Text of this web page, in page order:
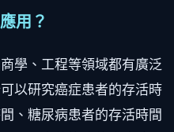
用？
學、工程等領域都有廣泛
以研究癌症患者的存活時
、糖尿病患者的存活時間